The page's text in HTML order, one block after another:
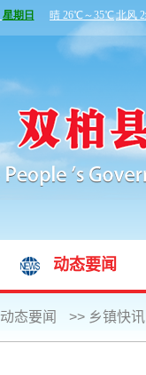
动态要闻
动态要闻 >> 乡镇快讯